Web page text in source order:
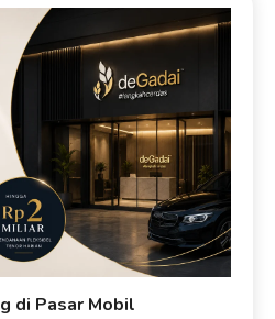
di Pasar Mobil